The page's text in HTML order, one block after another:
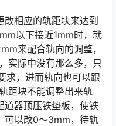
改相应的轨距块来达到
以下接近1mm时，就
来配合轨向的调整，
实际中没有那么多，只
求，进而轨向也可以跟
距块不能调整出来轨
道器顶压铁垫板，使铁
可以改0～3mm，待轨